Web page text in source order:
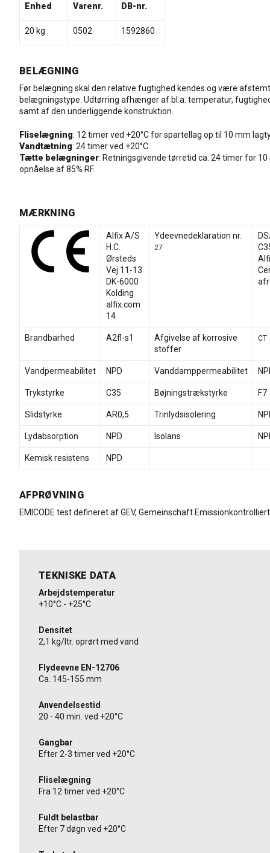
Enhed Varenr. DB-nr.
20 kg 0502 1592860
BELÆGNING
Før belægning skal den relative fugtighed kendes og være
belægningstype. Udtørring afhænger af bl.a. temperatur,
samt af den underliggende konstruktion.
Fliselægning: 12 timer ved +20°C for spartellag op til 10 mm
Vandtætning: 24 timer ved +20°C.
Tætte belægninger: Retningsgivende tørretid ca. 24 timer for
opnåelse af 85% RF.
MÆRKNING
Alfix A/S
H.C.
Ørsteds
Vej 11-13
DK-6000
Kolding
alfix.com
14
Ydeevnedeklaration nr.
27
Brandbarhed A2fl-s1
Afgivelse af korrosive
stoffer
CT
Vandpermeabilitet NPD Vanddamppermeabilitet
Trykstyrke C35 Bøjningstrækstyrke F7
Slidstyrke AR0,5 Trinlydsisolering
Lydabsorption NPD Isolans
Kemisk resistens NPD
AFPRØVNING
EMICODE test defineret af GEV, Gemeinschaft
TEKNISKE DATA
Arbejdstemperatur
+10°C - +25°C
Densitet
2,1 kg/ltr. oprørt med vand
Flydeevne EN-12706
Ca. 145-155 mm
Anvendelsestid
20 - 40 min. ved +20°C
Gangbar
Efter 2-3 timer ved +20°C
Fliselægning
Fra 12 timer ved +20°C
Fuldt belastbar
Efter 7 døgn ved +20°C